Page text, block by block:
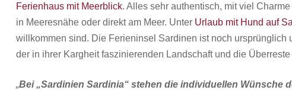
Ferienhaus mit Meerblick. Alles sehr authentisch, mit viel
in Meeresnähe oder direkt am Meer. Unter Urlaub mit Hund auf
willkommen sind. Die Ferieninsel Sardinen ist noch ursprünglich
der in ihrer Kargheit faszinierenden Landschaft und die
„Bei „Sardinien Sardinia“ stehen die individuellen Wünsche